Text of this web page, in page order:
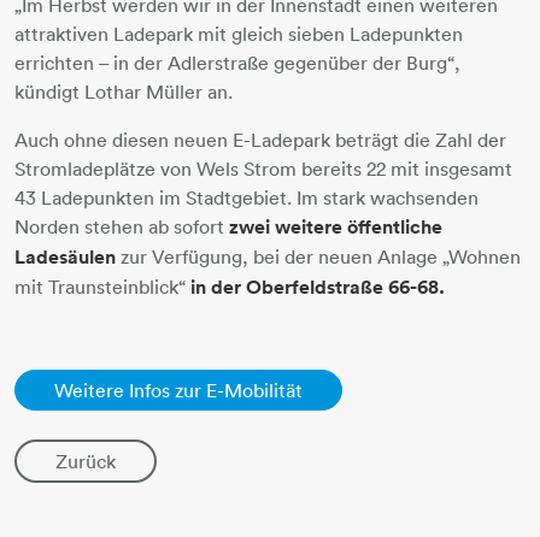
attraktiven Ladepark mit gleich sieben Ladepunkten
errichten – in der Adlerstraße gegenüber der Burg“,
kündigt Lothar Müller an.
Auch ohne diesen neuen E-Ladepark beträgt die Zahl der
Stromladeplätze von Wels Strom bereits 22 mit insgesamt
43 Ladepunkten im Stadtgebiet. Im stark wachsenden
Norden stehen ab sofort zwei weitere öffentliche
Ladesäulen zur Verfügung, bei der neuen Anlage „Wohnen
mit Traunsteinblick“ in der Oberfeldstraße 66-68.
Weitere Infos zur E-Mobilität
Zurück